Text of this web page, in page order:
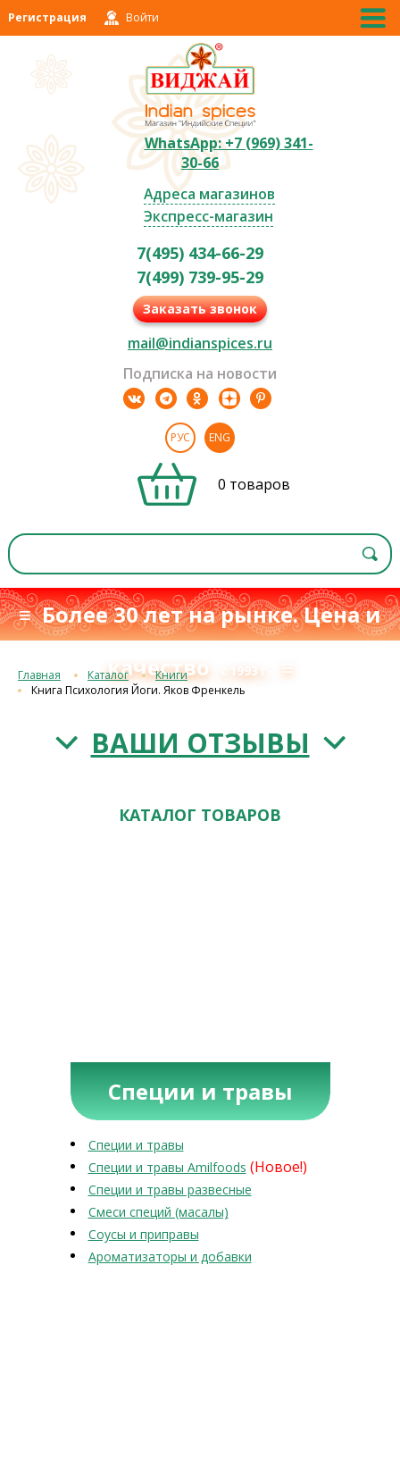
Регистрация Войти
WhatsApp: +7 (969) 341-
30-66
Адреса магазинов
Экспресс-магазин
7(495) 434-66-29
7(499) 739-95-29
Заказать звонок
mail@indianspices.ru
Подписка на новости
РУС ENG
0 товаров
≡ Более 30 лет на рынке. Цена и
качество
с 1993 г. ≡
Главная Каталог
Книги
Книга Психология Йоги. Яков Френкель
ВАШИ ОТЗЫВЫ
КАТАЛОГ ТОВАРОВ
Специи и травы
Специи и травы
Специи и травы Amilfoods (Новое!)
Специи и травы развесные
Смеси специй (масалы)
Соусы и приправы
Ароматизаторы и добавки